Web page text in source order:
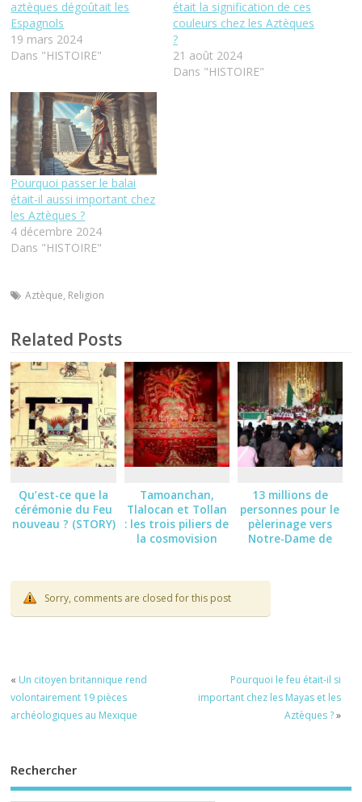
aztèques dégoûtait les
Espagnols
19 mars 2024
Dans "HISTOIRE"
était la signification de ces
couleurs chez les Aztèques
?
21 août 2024
Dans "HISTOIRE"
Pourquoi passer le balai
était-il aussi important chez
les Aztèques ?
4 décembre 2024
Dans "HISTOIRE"
Aztèque, Religion
Related Posts
Qu’est-ce que la
cérémonie du Feu
nouveau ? (STORY)
Tamoanchan,
Tlalocan et Tollan
: les trois piliers de
la cosmovision
13 millions de
personnes pour le
pèlerinage vers
Notre-Dame de
Sorry, comments are closed for this post
« Un citoyen britannique rend
volontairement 19 pièces
archéologiques au Mexique
Pourquoi le feu était-il si
important chez les Mayas et les
Aztèques ?»
Rechercher